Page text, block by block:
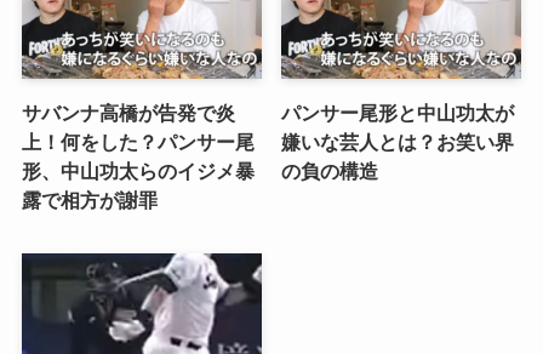
サバンナ高橋が告発で炎
上！何をした？パンサー尾
形、中山功太らのイジメ暴
露で相方が謝罪
パンサー尾形と中山功太が
嫌いな芸人とは？お笑い界
の負の構造